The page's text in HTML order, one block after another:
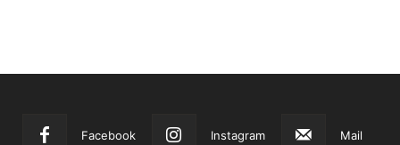
Facebook Instagram Mail